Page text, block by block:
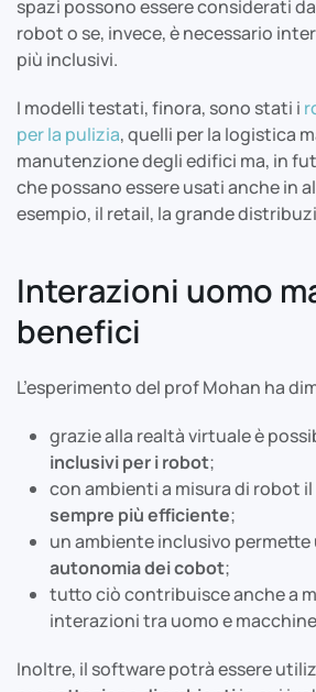
spazi possono essere considerati
robot o se, invece, è necessario
più inclusivi.
I modelli testati, finora, sono stati i
per la pulizia, quelli per la logistica
manutenzione degli edifici ma, in
che possano essere usati anche in
esempio, il retail, la grande
Interazioni uomo
benefici
L’esperimento del prof Mohan ha
grazie alla realtà virtuale è
inclusivi per i robot;
con ambienti a misura di robot
sempre più efficiente;
un ambiente inclusivo permette
autonomia dei cobot;
tutto ciò contribuisce anche a
interazioni tra uomo e
Inoltre, il software potrà essere